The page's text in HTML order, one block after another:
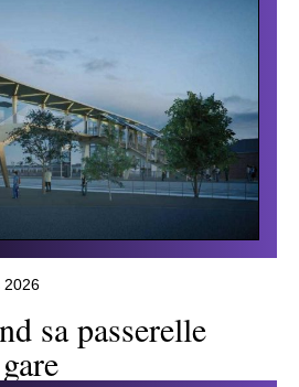
2026
sa passerelle